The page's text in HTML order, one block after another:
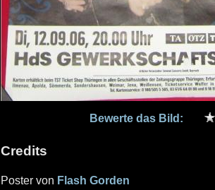
Bewerte das Bild:
Credits
Poster von Flash Gorden